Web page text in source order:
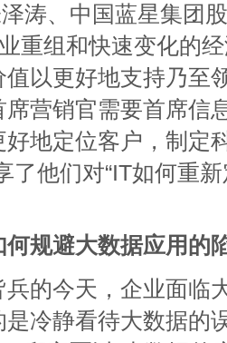
涛、中国蓝星集团
重组和快速变化的
以更好地支持乃至
营销官需要首席信
好地定位客户，制定
了他们对“IT如何重
规避大数据应用的
的今天，企业面临
冷静看待大数据的